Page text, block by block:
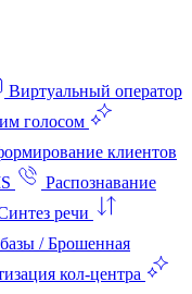
Виртуальный оператор
голосом
клиентов
Распознавание
речи
/ Брошенная
кол‑центра